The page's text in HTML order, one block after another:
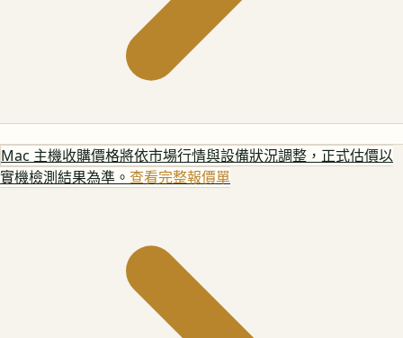
Mac 主機收購價格將依市場行情與設備狀況調整，正式估價以
實機檢測結果為準。 查看完整報價單